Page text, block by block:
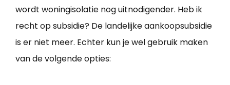
wordt woningisolatie nog uitnodigender. Heb ik
recht op subsidie? De landelijke aankoopsubsidie
is er niet meer. Echter kun je wel gebruik maken
van de volgende opties: